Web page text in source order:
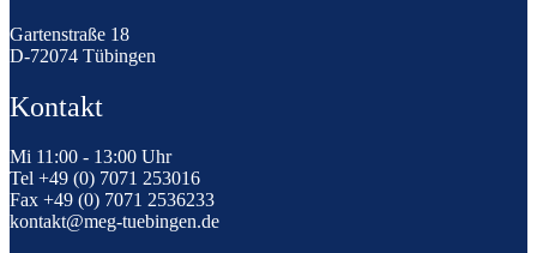
Gartenstraße 18
D-72074 Tübingen
Kontakt
Mi 11:00 - 13:00 Uhr
Tel +49 (0) 7071 253016
Fax +49 (0) 7071 2536233
kontakt@meg-tuebingen.de